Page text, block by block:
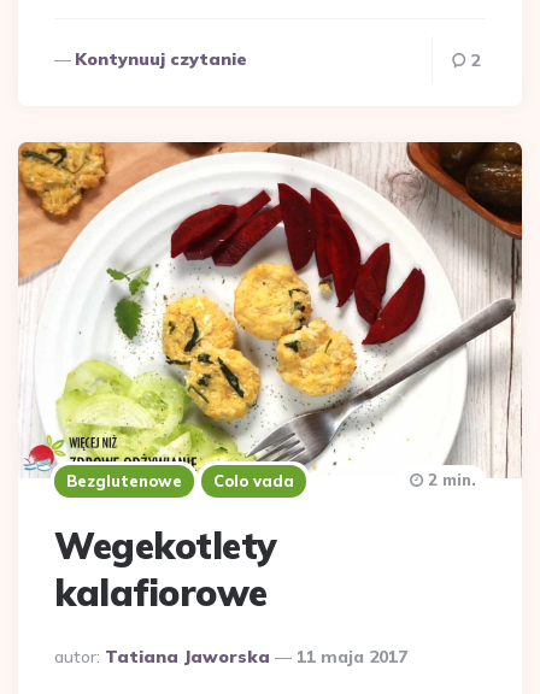
Kontynuuj czytanie 2
Bezglutenowe Colo vada
Wegekotlety
kalafiorowe
Dodane
autor: Tatiana Jaworska 11 maja 2017
2 min.